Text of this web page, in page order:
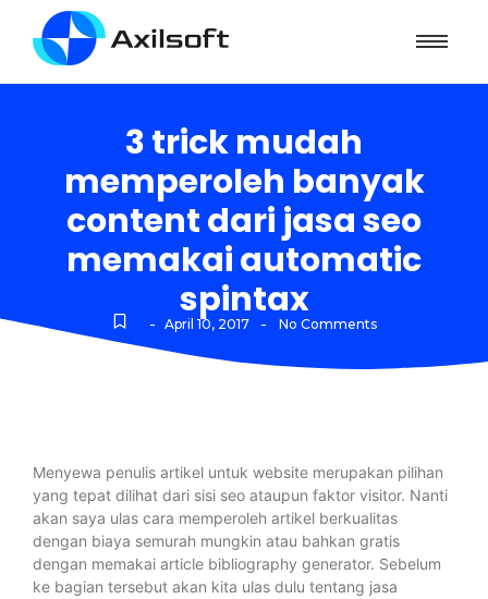
3 trick mudah
memperoleh banyak
content dari jasa seo
memakai automatic
spintax
- April 10, 2017 - No Comments
Menyewa penulis artikel untuk website merupakan pilihan
yang tepat dilihat dari sisi seo ataupun faktor visitor. Nanti
akan saya ulas cara memperoleh artikel berkualitas
dengan biaya semurah mungkin atau bahkan gratis
dengan memakai article bibliography generator. Sebelum
ke bagian tersebut akan kita ulas dulu tentang jasa